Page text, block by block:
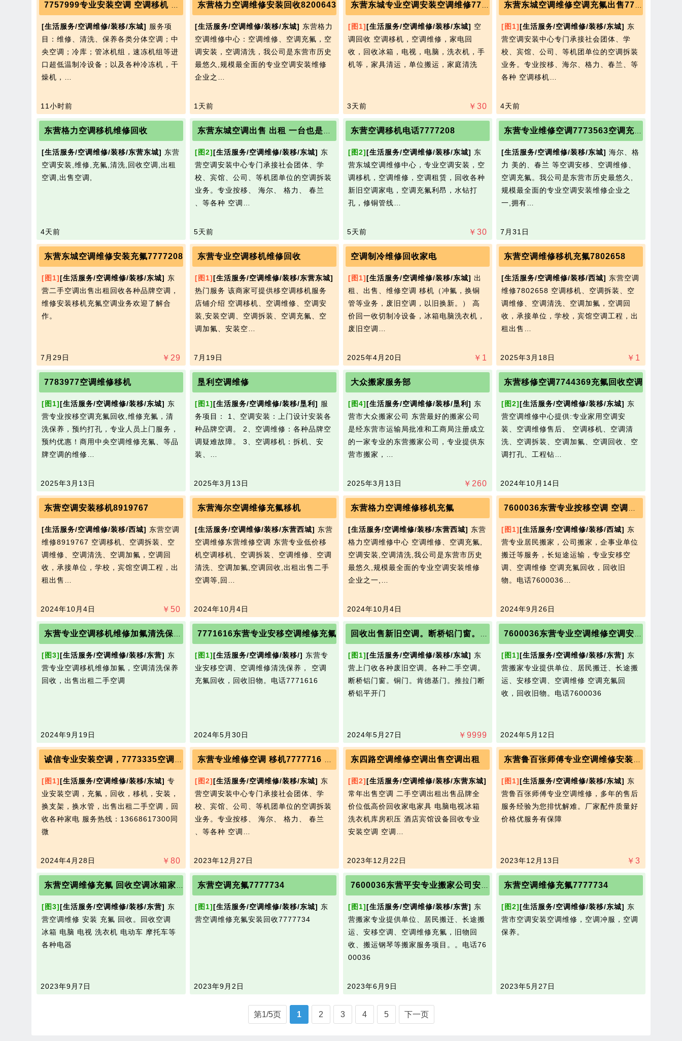
[生活服务/空调维修/装移/东城] 服务项
目：维修、清洗、保养各类分体空调；中
央空调；冷库；管冰机组，速冻机组等进
口超低温制冷设备；以及各种冷冻机，干
燥机，…
11小时前
东营格力空调维修安装回收8200643
[生活服务/空调维修/装移/东城] 东营格力
空调维修中心：空调维修、空调充氟，空
调安装，空调清洗，我公司是东营市历史
最悠久,规模最全面的专业空调安装维修
企业之…
1天前
[图1][生活服务/空调维修/装移/东城] 空
调回收 空调移机，空调维修，家电回
收，回收冰箱，电视，电脑，洗衣机，手
机等，家具清运，单位搬运，家庭清洗
￥ 30
3天前
[图1][生活服务/空调维修/装移/东城] 东
营空调安装中心专门承接社会团体、学
校、宾馆、公司、等机团单位的空调拆装
业务。专业按移、海尔、格力、春兰、等
各种 空调移机…
4天前
东营格力空调移机维修回收
[生活服务/空调维修/装移/东营东城] 东营
空调安装,维修,充氟,清洗,回收空调,出租
空调,出售空调,
4天前
[图2][生活服务/空调维修/装移/东城] 东
营空调安装中心专门承接社会团体、学
校、宾馆、公司、等机团单位的空调拆装
业务。专业按移、 海尔、 格力、 春兰
、等各种 空调…
5天前
东营空调移机电话7777208
[图2][生活服务/空调维修/装移/东城] 东
营东城空调维修中心，专业空调安装，空
调移机，空调维修，空调租赁，回收各种
新旧空调家电，空调充氟利昂，水钻打
孔，修铜管线…
￥ 30
5天前
[生活服务/空调维修/装移/东城] 海尔、格
力 美的、春兰 等空调安移、空调维修、
空调充氟。我公司是东营市历史最悠久,
规模最全面的专业空调安装维修企业之
一,拥有…
7月31日
东营东城空调维修安装充氟7777208
[图1][生活服务/空调维修/装移/东城] 东
营二手空调出售出租回收各种品牌空调，
维修安装移机充氟空调业务欢迎了解合
作。
￥ 29
7月29日
东营专业空调移机维修回收
[图1][生活服务/空调维修/装移/东营东城]
热门服务 该商家可提供移空调移机服务
店铺介绍 空调移机、空调维修、空调安
装,安装空调、空调拆装、空调充氟、空
调加氟、安装空…
7月19日
空调制冷维修回收家电
[图1][生活服务/空调维修/装移/东城] 出
租、出售、维修空调 移机（冲氟，换铜
管等业务，废旧空调，以旧换新。） 高
价回一收‬切制冷设备，冰箱电脑洗衣机，
废旧空调…
￥ 1
2025年4月20日
东营空调维修移机充氟7802658
[生活服务/空调维修/装移/西城] 东营空调
维修7802658 空调移机、空调拆装、空
调维修、空调清洗、空调加氟，空调回
收，承接单位，学校，宾馆空调工程，出
租出售…
￥ 1
2025年3月18日
7783977空调维修移机
[图1][生活服务/空调维修/装移/东城] 东
营专业按移空调充氟回收,维修充氟，清
洗保养，预约打孔，专业人员上门服务，
预约优惠！商用中央空调维修充氟、等品
牌空调的维修…
2025年3月13日
垦利空调维修
[图1][生活服务/空调维修/装移/垦利] 服
务项目： 1、空调安装：上门设计安装各
种品牌空调。 2、空调维修：各种品牌空
调疑难故障。 3、空调移机：拆机、安
装、…
2025年3月13日
大众搬家服务部
[图4][生活服务/空调维修/装移/垦利] 东
营市大众搬家公司 东营最好的搬家公司
是经东营市运输局批准和工商局注册成立
的一家专业的东营搬家公司，专业提供东
营市搬家，…
￥ 260
2025年3月13日
东营移修空调7744369充氟回收空调
[图2][生活服务/空调维修/装移/东城] 东
营空调维修中心提供:专业家用空调安
装、空调维修售后、 空调移机、空调清
洗、空调拆装、空调加氟、空调回收、空
调打孔、工程钻…
2024年10月14日
东营空调安装移机8919767
[生活服务/空调维修/装移/西城] 东营空调
维修8919767 空调移机、空调拆装、空
调维修、空调清洗、空调加氟，空调回
收，承接单位，学校，宾馆空调工程，出
租出售…
￥ 50
2024年10月4日
东营海尔空调维修充氟移机
[生活服务/空调维修/装移/东营西城] 东营
空调维修东营维修空调 东营专业低价移
机空调移机、空调拆装、空调维修、空调
清洗、空调加氟,空调回收,出租出售二手
空调等,回…
2024年10月4日
东营格力空调维修移机充氟
[生活服务/空调维修/装移/东营西城] 东营
格力空调维修中心 空调维修、空调充氟,
空调安装,空调清洗,我公司是东营市历史
最悠久,规模最全面的专业空调安装维修
企业之一,…
2024年10月4日
[图1][生活服务/空调维修/装移/西城] 东
营专业居民搬家，公司搬家，企事业单位
搬迁等服务，长短途运输，专业安移空
调、空调维修 空调充氟回收，回收旧
物。电话7600036…
2024年9月26日
[图3][生活服务/空调维修/装移/东营] 东
营专业空调移机维修加氟，空调清洗保养
回收，出售出租二手空调
2024年9月19日
7771616东营专业安移空调维修充氟
[图1][生活服务/空调维修/装移/] 东营专
业安移空调、空调维修清洗保养， 空调
充氟回收，回收旧物。电话7771616
2024年5月30日
[图1][生活服务/空调维修/装移/东城] 东
营上门收各种废旧空调。各种二手空调。
断桥铝门窗。铜门。肯德基门。推拉门断
桥铝平开门
￥ 9999
2024年5月27日
[图1][生活服务/空调维修/装移/东营] 东
营搬家专业提供单位、居民搬迁、长途搬
运、安移空调、空调维修 空调充氟回
收，回收旧物。电话7600036
2024年5月12日
[图1][生活服务/空调维修/装移/东城] 专
业安装空调，充氟，回收，移机，安装，
换支架，换水管，出售出租二手空调，回
收各种家电 服务热线：13668617300同
微
￥ 80
2024年4月28日
[图2][生活服务/空调维修/装移/东城] 东
营空调安装中心专门承接社会团体、学
校、宾馆、公司、等机团单位的空调拆装
业务。专业按移、 海尔、 格力、 春兰
、等各种 空调…
2023年12月27日
东四路空调维修空调出售空调出租
[图2][生活服务/空调维修/装移/东营东城]
常年出售空调 二手空调出租出售品牌全
价位低高价回收家电家具 电脑电视冰箱
洗衣机库房积压 酒店宾馆设备回收专业
安装空调 空调…
2023年12月22日
[图1][生活服务/空调维修/装移/东城] 东
营鲁百张师傅专业空调维修，多年的售后
服务经验为您排忧解难。厂家配件质量好
价格优服务有保障
￥ 3
2023年12月13日
[图3][生活服务/空调维修/装移/东营] 东
营空调维修 安装 充氟 回收。回收空调
冰箱 电脑 电视 洗衣机 电动车 摩托车等
各种电器
2023年9月7日
东营空调充氟7777734
[图1][生活服务/空调维修/装移/东城] 东
营空调维修充氟安装回收7777734
2023年9月2日
[图1][生活服务/空调维修/装移/东营] 东
营搬家专业提供单位、居民搬迁、长途搬
运、安移空调、空调维修充氟，旧物回
收、搬运钢琴等搬家服务项目。。电话76
00036
2023年6月9日
东营空调维修充氟7777734
[图2][生活服务/空调维修/装移/东城] 东
营市空调安装空调维修，空调冲服，空调
保养。
2023年5月27日
第1/5页 1 2 3 4 5 下一页